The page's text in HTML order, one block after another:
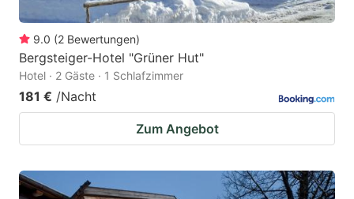
9.0 (2 Bewertungen)
Bergsteiger-Hotel "Grüner Hut"
Hotel · 2 Gäste · 1 Schlafzimmer
181 € /Nacht
Zum Angebot